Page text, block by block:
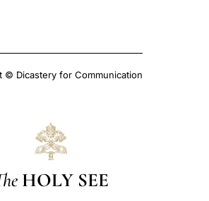
© Dicastery for Communication
HOLY SEE